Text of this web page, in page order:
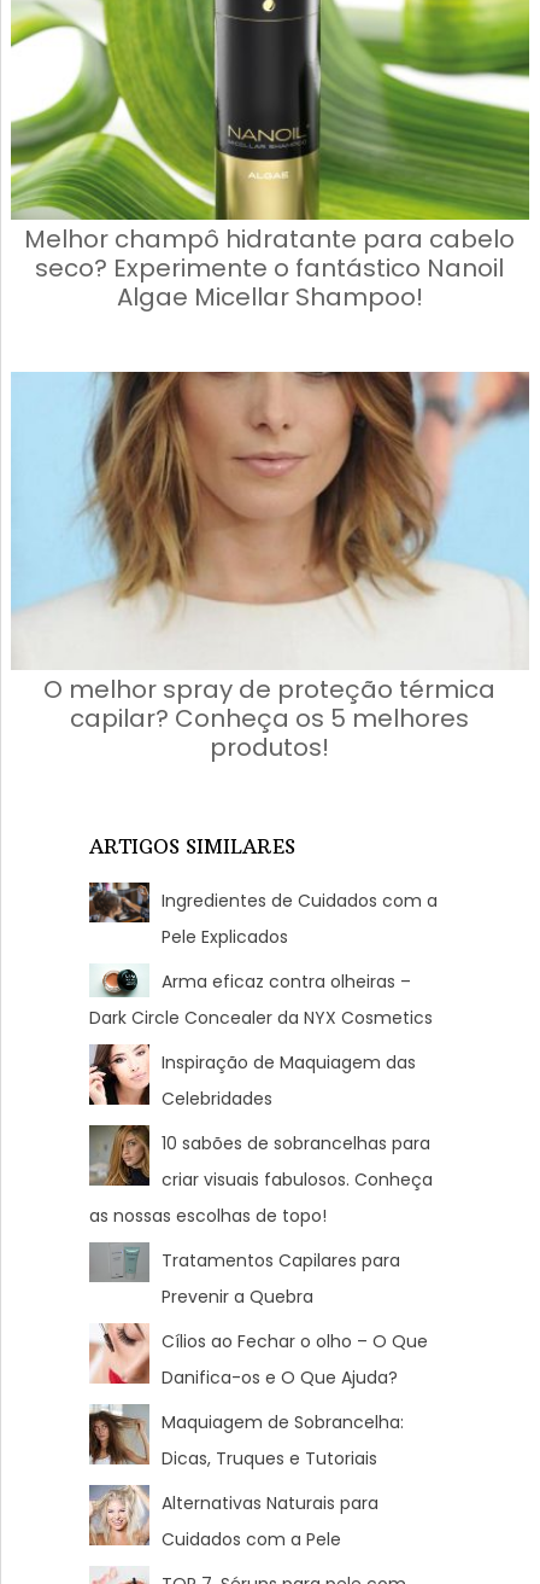
Melhor champô hidratante para cabelo
seco? Experimente o fantástico Nanoil
Algae Micellar Shampoo!
O melhor spray de proteção térmica
capilar? Conheça os 5 melhores
produtos!
ARTIGOS SIMILARES
Ingredientes de Cuidados com a
Pele Explicados
Arma eficaz contra olheiras –
Dark Circle Concealer da NYX Cosmetics
Inspiração de Maquiagem das
Celebridades
10 sabões de sobrancelhas para
criar visuais fabulosos. Conheça
as nossas escolhas de topo!
Tratamentos Capilares para
Prevenir a Quebra
Cílios ao Fechar o olho – O Que
Danifica-os e O Que Ajuda?
Maquiagem de Sobrancelha:
Dicas, Truques e Tutoriais
Alternativas Naturais para
Cuidados com a Pele